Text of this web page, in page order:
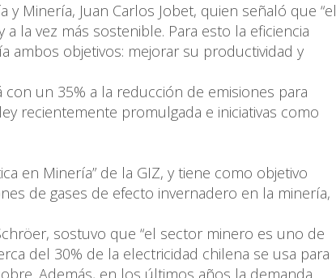
Minería, Juan Carlos Jobet, quien señaló que “el
la vez más sostenible. Para esto la eficiencia
ambos objetivos: mejorar su productividad y
un 35% a la reducción de emisiones para
recientemente promulgada e iniciativas como
en Minería” de la GIZ, y tiene como objetivo
de gases de efecto invernadero en la minería,
sostuvo que “el sector minero es uno de
del 30% de la electricidad chilena se usa para
Además, en los últimos años la demanda